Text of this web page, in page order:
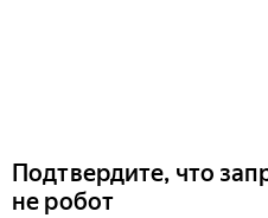
Подтвердите, что
не робот